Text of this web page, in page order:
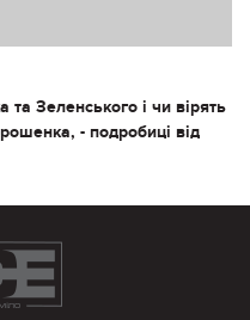
Зеленського і чи вірять
- подробиці від